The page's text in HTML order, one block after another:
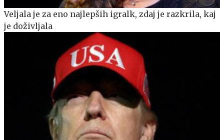
Veljala je za eno najlepših igralk, zdaj je razkrila, kaj
je doživljala